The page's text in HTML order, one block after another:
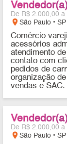
De R$ 2.000,00
location_onSão Paulo • SP
Comércio
acessórios
atendimento
contato com
pedidos de
organização
vendas e
De R$ 2.000,00
location_onSão Paulo • SP